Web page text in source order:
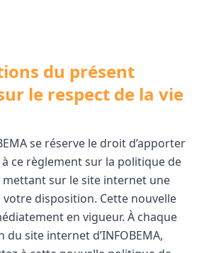
du présent
le respect de la vie
se réserve le droit d’apporter
ce règlement sur la politique de
sur le site internet une
votre disposition. Cette nouvelle
en vigueur. À chaque
site internet d’INFOBEMA,